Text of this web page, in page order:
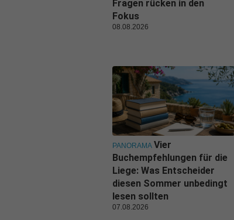
Fragen rücken in den
Fokus
08.08.2026
PANORAMA Vier
Buchempfehlungen für die
Liege: Was Entscheider
diesen Sommer unbedingt
lesen sollten
07.08.2026